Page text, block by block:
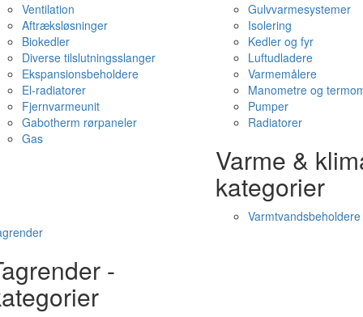
Ventilation
Aftræksløsninger
Biokedler
Diverse tilslutningsslanger
Ekspansionsbeholdere
El-radiatorer
Fjernvarmeunit
Gabotherm rørpaneler
Gas
Gulvvarmesystemer
Isolering
Kedler og fyr
Luftudladere
Varmemålere
Manometre og
Pumper
Radiatorer
Varme &
kategorier
Varmtvandsbeholdere
-